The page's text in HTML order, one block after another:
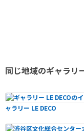
同じ地域のギャラリ
ャラリー LE DECO